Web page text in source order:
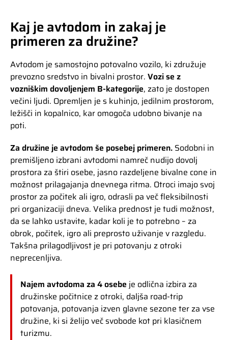
Kaj je avtodom in zakaj je
primeren za družine?
Avtodom je samostojno potovalno vozilo, ki združuje
prevozno sredstvo in bivalni prostor. Vozi se z
vozniškim dovoljenjem B-kategorije, zato je dostopen
večini ljudi. Opremljen je s kuhinjo, jedilnim prostorom,
ležišči in kopalnico, kar omogoča udobno bivanje na
poti.
Za družine je avtodom še posebej primeren. Sodobni in
premišljeno izbrani avtodomi namreč nudijo dovolj
prostora za štiri osebe, jasno razdeljene bivalne cone in
možnost prilagajanja dnevnega ritma. Otroci imajo svoj
prostor za počitek ali igro, odrasli pa več fleksibilnosti
pri organizaciji dneva. Velika prednost je tudi možnost,
da se lahko ustavite, kadar koli je to potrebno – za
obrok, počitek, igro ali preprosto uživanje v razgledu.
Takšna prilagodljivost je pri potovanju z otroki
neprecenljiva.
Najem avtodoma za 4 osebe je odlična izbira za
družinske počitnice z otroki, daljša road-trip
potovanja, potovanja izven glavne sezone ter za vse
družine, ki si želijo več svobode kot pri klasičnem
turizmu.